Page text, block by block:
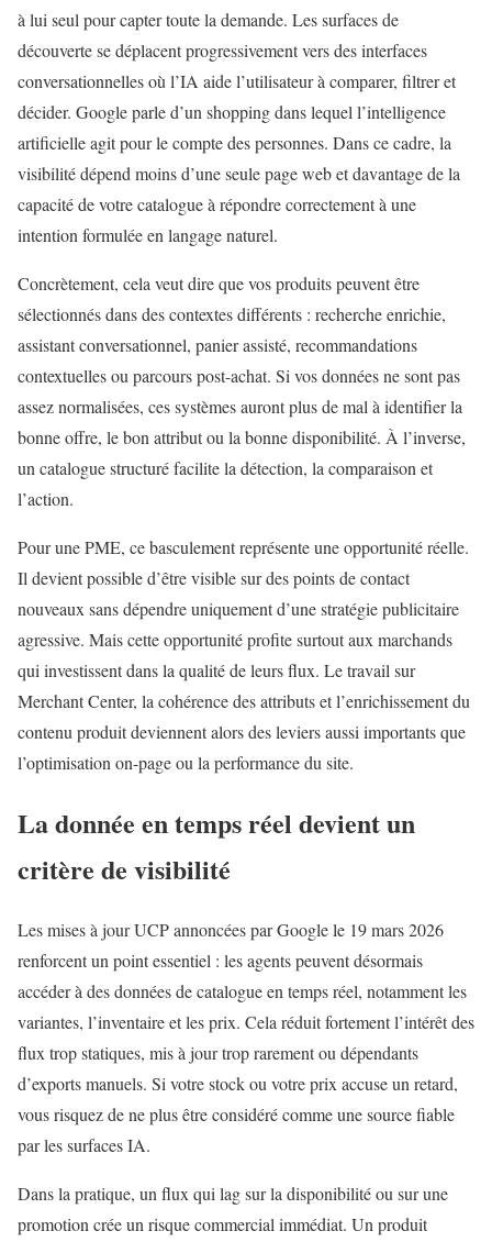
à lui seul pour capter toute la demande. Les surfaces de
découverte se déplacent progressivement vers des interfaces
conversationnelles où l’IA aide l’utilisateur à comparer, filtrer et
décider. Google parle d’un shopping dans lequel l’intelligence
artificielle agit pour le compte des personnes. Dans ce cadre, la
visibilité dépend moins d’une seule page web et davantage de la
capacité de votre catalogue à répondre correctement à une
intention formulée en langage naturel.
Concrètement, cela veut dire que vos produits peuvent être
sélectionnés dans des contextes différents : recherche enrichie,
assistant conversationnel, panier assisté, recommandations
contextuelles ou parcours post-achat. Si vos données ne sont pas
assez normalisées, ces systèmes auront plus de mal à identifier la
bonne offre, le bon attribut ou la bonne disponibilité. À l’inverse,
un catalogue structuré facilite la détection, la comparaison et
l’action.
Pour une PME, ce basculement représente une opportunité réelle.
Il devient possible d’être visible sur des points de contact
nouveaux sans dépendre uniquement d’une stratégie publicitaire
agressive. Mais cette opportunité profite surtout aux marchands
qui investissent dans la qualité de leurs flux. Le travail sur
Merchant Center, la cohérence des attributs et l’enrichissement du
contenu produit deviennent alors des leviers aussi importants que
l’optimisation on-page ou la performance du site.
La donnée en temps réel devient un
critère de visibilité
Les mises à jour UCP annoncées par Google le 19 mars 2026
renforcent un point essentiel : les agents peuvent désormais
accéder à des données de catalogue en temps réel, notamment les
variantes, l’inventaire et les prix. Cela réduit fortement l’intérêt des
flux trop statiques, mis à jour trop rarement ou dépendants
d’exports manuels. Si votre stock ou votre prix accuse un retard,
vous risquez de ne plus être considéré comme une source fiable
par les surfaces IA.
Dans la pratique, un flux qui lag sur la disponibilité ou sur une
promotion crée un risque commercial immédiat. Un produit